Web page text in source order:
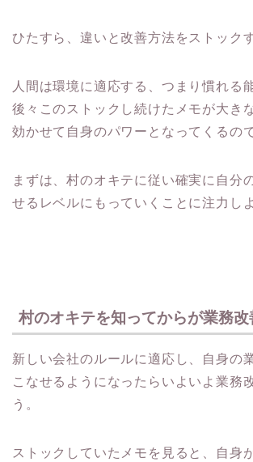
ひたすら、違いと改善方法をストック
人間は環境に適応する、つまり慣れる
後々このストックし続けたメモが大き
効かせて自身のパワーとなってくるの
まずは、村のオキテに従い確実に自分
せるレベルにもっていくことに注力しよ
村のオキテを知ってからが業務
新しい会社のルールに適応し、自身の
こなせるようになったらいよいよ業務
う。
ストックしていたメモを見ると、自身